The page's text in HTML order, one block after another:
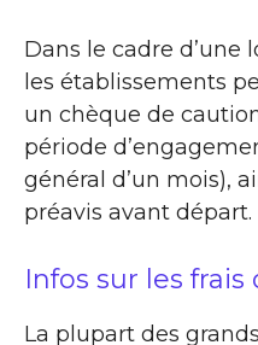
Dans le cadre d’une
les établissements
un chèque de
période
général d’un mois),
préavis avant départ.
Infos sur les
La plupart des